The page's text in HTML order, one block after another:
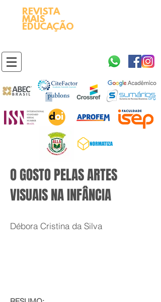
REVISTA
MAIS
EDUCAÇÃO
O GOSTO PELAS ARTES
VISUAIS NA INFÂNCIA
Débora Cristina da Silva